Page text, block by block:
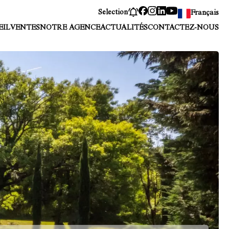
Selection Français
VENTESNOTRE AGENCEACTUALITÉSCONTACTEZ-NOUS